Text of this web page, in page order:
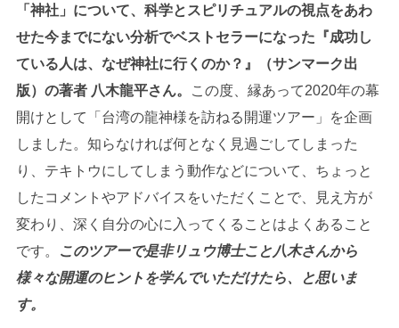
「神社」について、科学とスピリチュアルの視点をあわ
せた今までにない分析でベストセラーになった『成功し
ている人は、なぜ神社に行くのか？』（サンマーク出
版）の著者 八木龍平さん。
この度、縁あって2020年の幕
開けとして「台湾の龍神様を訪ねる開運ツアー」を企画
しました。知らなければ何となく見過ごしてしまった
り、テキトウにしてしまう動作などについて、ちょっと
したコメントやアドバイスをいただくことで、見え方が
変わり、深く自分の心に入ってくることはよくあること
です。
このツアーで是非リュウ博士こと八木さんから
様々な開運のヒントを学んでいただけたら、と思いま
す。